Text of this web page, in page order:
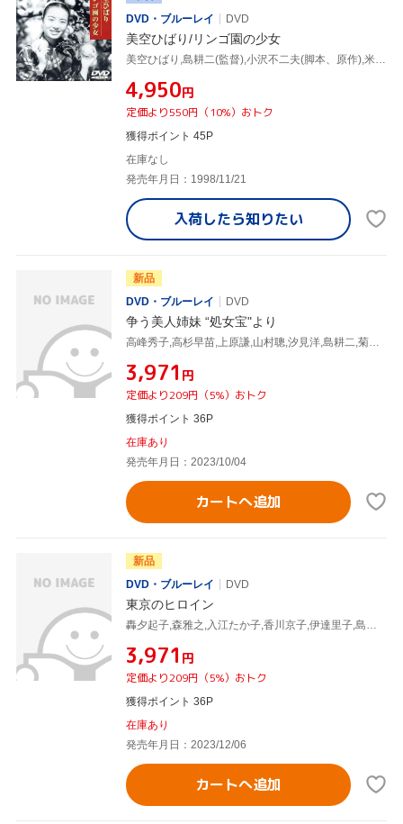
DVD・ブルーレイ
DVD
美空ひばり/リンゴ園の少女
¥4,950円
定価より550円（10%）おトク
獲得ポイント 45P
在庫なし
発売年月日：1998/11/21
入荷したら知りたい
新品
DVD・ブルーレイ
DVD
争う美人姉妹 “処女宝"より
高峰秀子,高杉早苗,上原謙,山村聰,汐見洋,島耕二,菊池寛,斉藤一郎
¥3,971 円
定価より209円（5%）おトク
獲得ポイント 36P
在庫あり
発売年月日：2023/10/04
カートへ追加
新品
DVD・ブルーレイ
DVD
東京のヒロイン
¥3,971 円
定価より209円（5%）おトク
獲得ポイント 36P
在庫あり
発売年月日：2023/12/06
カートへ追加